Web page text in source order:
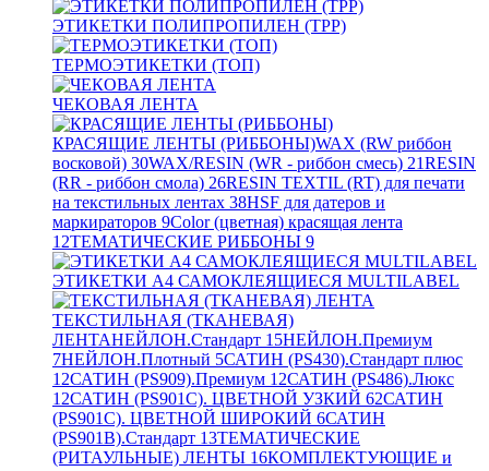
ЭТИКЕТКИ ПОЛИПРОПИЛЕН (TPP)
ТЕРМОЭТИКЕТКИ (ТОП)
ЧЕКОВАЯ ЛЕНТА
КРАСЯЩИЕ ЛЕНТЫ (РИББОНЫ)WAX (RW риббон
восковой) 30WAX/RESIN (WR - риббон смесь) 21RESIN
(RR - риббон смола) 26RESIN TEXTIL (RT) для печати
на текстильных лентах 38HSF для датеров и
маркираторов 9Color (цветная) красящая лента
12ТЕМАТИЧЕСКИЕ РИББОНЫ 9
ЭТИКЕТКИ А4 САМОКЛЕЯЩИЕСЯ MULTILABEL
ТЕКСТИЛЬНАЯ (ТКАНЕВАЯ)
ЛЕНТАНЕЙЛОН.Стандарт 15НЕЙЛОН.Премиум
7НЕЙЛОН.Плотный 5САТИН (PS430).Стандарт плюс
12САТИН (PS909).Премиум 12САТИН (PS486).Люкс
12САТИН (PS901C). ЦВЕТНОЙ УЗКИЙ 62САТИН
(PS901C). ЦВЕТНОЙ ШИРОКИЙ 6САТИН
(PS901B).Стандарт 13ТЕМАТИЧЕСКИЕ
(РИТАУЛЬНЫЕ) ЛЕНТЫ 16КОМПЛЕКТУЮЩИЕ и